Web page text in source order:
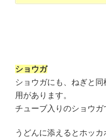
ショウガ
ショウガにも、ねぎと
用があります。
チューブ入りのショウガ
うどんに添えるとホッ